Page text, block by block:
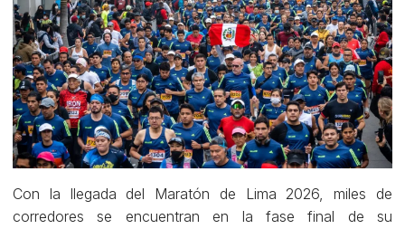
Con la llegada del Maratón de Lima 2026, miles de
corredores se encuentran en la fase final de su